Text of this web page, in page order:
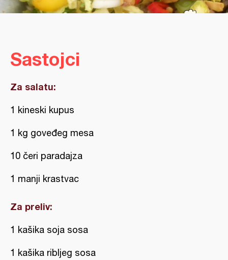
Sastojci
Za salatu:
1 kineski kupus
1 kg goveđeg mesa
10 čeri paradajza
1 manji krastvac
Za preliv:
1 kašika soja sosa
1 kašika ribljeg sosa